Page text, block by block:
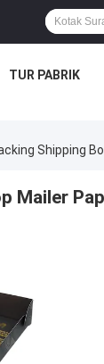
TUR PABRIK
Shipping
Mailer